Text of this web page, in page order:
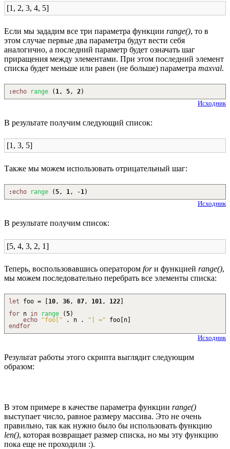
[1, 2, 3, 4, 5]
Если мы зададим все три параметра функции range(), то в
этом случае первые два параметра будут вести себя
аналогично, а последний параметр будет означать шаг
приращения между элементами. При этом последний элемент
списка будет меньше или равен (не больше) параметра maxval.
:echo range ( 1, 5, 2)
Исходник
В результате получим следующий список:
[1, 3, 5]
Также мы можем использовать отрицательный шаг:
:echo range (5, 1, -1)
Исходник
В результате получим список:
[5, 4, 3, 2, 1]
Теперь, воспользовавшись оператором forи функцией range(),
мы можем последовательно перебрать все элементы списка:
let foo = 10, 36, 87, 101, 122
for n in range (5)
echo
"foo[" . n . "] =" foo n
endfor
Исходник
Результат работы этого скрипта выглядит следующим
образом:
В этом примере в качестве параметра функции range()
выступает число, равное размеру массива. Это не очень
правильно, так как нужно было бы использовать функцию
len(), которая возвращает размер списка, но мы эту функцию
пока еще не проходили :).